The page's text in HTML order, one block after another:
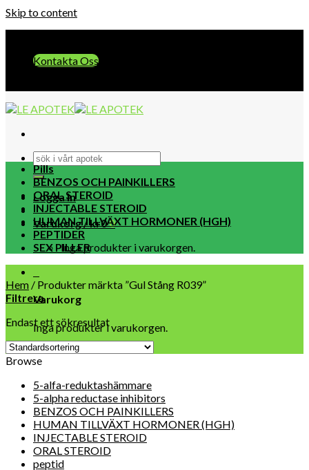
Skip to content
Kontakta Oss
Logga in
Varukorg /kr00
Inga produkter i varukorgen.
Varukorg
Inga produkter i varukorgen.
Pills
BENZOS OCH PAINKILLERS
ORAL STEROID
INJECTABLE STEROID
HUMAN TILLVÄXT HORMONER (HGH)
PEPTIDER
SEX PILLER
Hem / Produkter märkta ”Gul Stång R039”
Filtrera
Endast ett sökresultat
Browse
5-alfa-reduktashämmare
5-alpha reductase inhibitors
BENZOS OCH PAINKILLERS
HUMAN TILLVÄXT HORMONER (HGH)
INJECTABLE STEROID
ORAL STEROID
peptid